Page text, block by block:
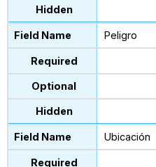
Peligro
Ubicación